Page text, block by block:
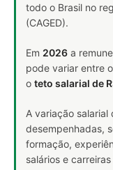
todo o Brasil no
(CAGED).
Em 2026 a
pode variar entre o
o teto salarial de
A variação
desempenhadas,
formação,
salários e